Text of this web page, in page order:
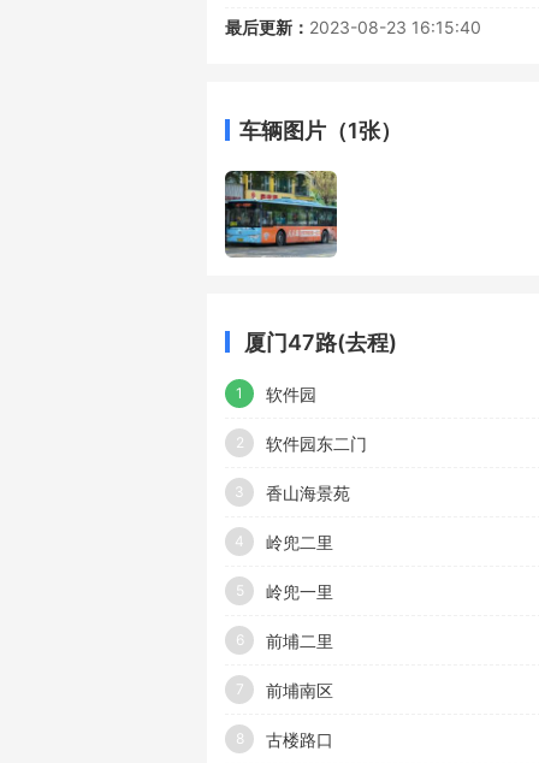
最后更新： 2023-08-23 16:15:40
车辆图片（1张）
厦门47路(去程)
1 软件园
2 软件园东二门
3 香山海景苑
4 岭兜二里
5 岭兜一里
6 前埔二里
7 前埔南区
8 古楼路口